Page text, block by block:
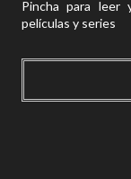
Pincha para leer
películas y series